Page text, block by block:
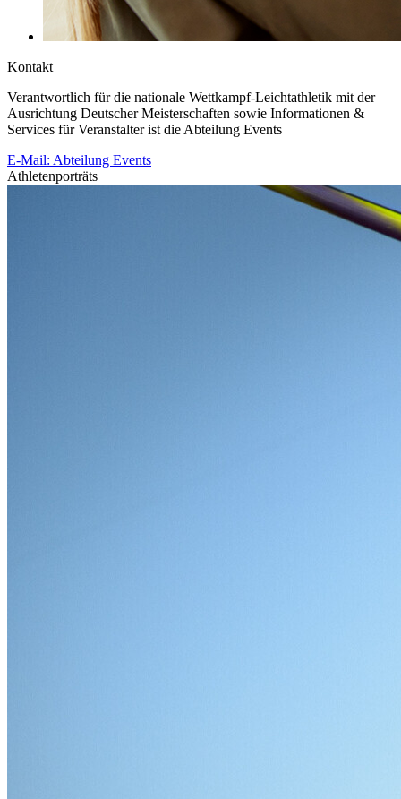
Kontakt
Verantwortlich für die nationale Wettkampf-Leichtathletik mit der
Ausrichtung Deutscher Meisterschaften sowie Informationen &
Services für Veranstalter ist die Abteilung Events
E-Mail: Abteilung Events
Athletenporträts